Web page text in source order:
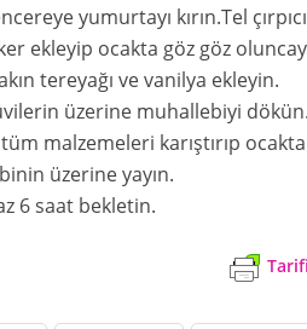
yumurtayı kırın.Tel
ekleyip ocakta göz göz
tereyağı ve vanilya ekleyin.
üzerine muhallebiyi
malzemeleri karıştırıp
üzerine yayın.
6 saat bekletin.